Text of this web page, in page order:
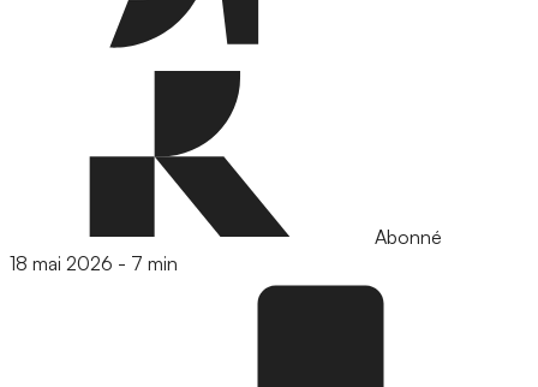
Abonné
18 mai 2026 - 7 min